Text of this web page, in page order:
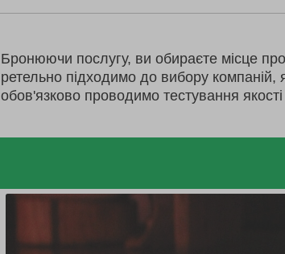
Бронюючи послугу, ви обираєте місце
ретельно підходимо до вибору
обов'язково проводимо тестування